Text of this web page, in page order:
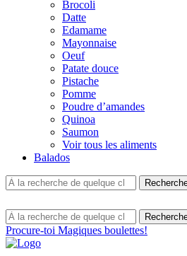
Brocoli
Datte
Edamame
Mayonnaise
Oeuf
Patate douce
Pistache
Pomme
Poudre d’amandes
Quinoa
Saumon
Voir tous les aliments
Balados
Procure-toi Magiques boulettes!